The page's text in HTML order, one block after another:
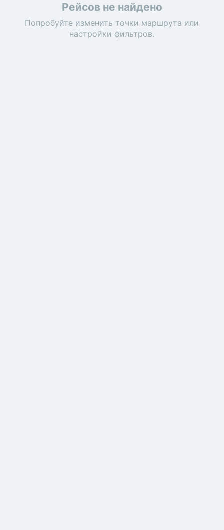
Рейсов не найдено
Попробуйте изменить точки маршрута или
настройки фильтров.